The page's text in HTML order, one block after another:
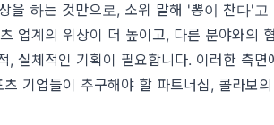
을 하는 것만으로, 소위 말해 '뽕이 찬다'고
업계의 위상이 더 높이고, 다른 분야와의
, 실체적인 기획이 필요합니다. 이러한 측
기업들이 추구해야 할 파트너십, 콜라보